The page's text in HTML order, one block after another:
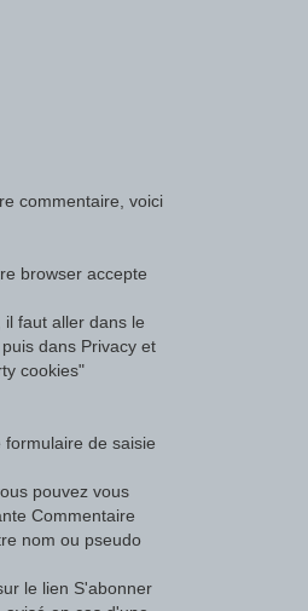
commentaire, voici
browser accepte
faut aller dans le
dans Privacy et
cookies"
de saisie
pouvez vous
Commentaire
nom ou pseudo
le lien S'abonner